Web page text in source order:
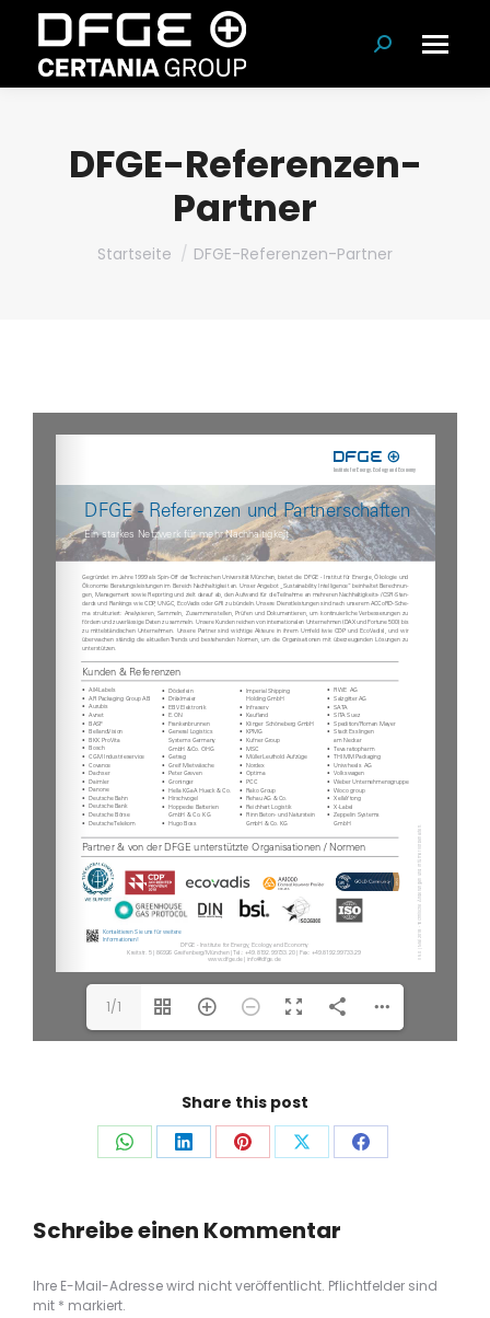
Suchen:
DFGE-Referenzen-
Partner
Du bist hier:
Startseite DFGE-Referenzen-Partner
1/1
Share this post
Auf
teilen
Auf
teilen
Auf
teilen
Auf
teilen
Auf
Schreibe einen Kommentar
Ihre E-Mail-Adresse wird nicht veröffentlicht. Pflichtfelder sind
mit * markiert.